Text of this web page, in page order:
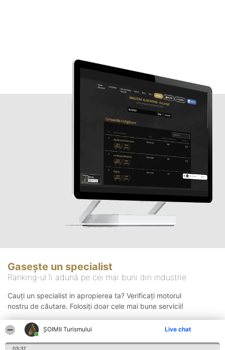
ȘOIMII Turismului Live chat
03:37
Gasește un specialist
Ranking-ul îi adună pe cei mai buni din industrie
Cauți un specialist in apropierea ta? Verificați motorul
nostru de căutare. Folosiți doar cele mai bune servicii!